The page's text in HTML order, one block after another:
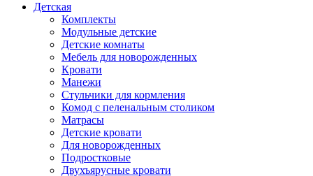
Детская
Комплекты
Модульные детские
Детские комнаты
Мебель для новорожденных
Кровати
Манежи
Стульчики для кормления
Комод с пеленальным столиком
Матрасы
Детские кровати
Для новорожденных
Подростковые
Двухъярусные кровати